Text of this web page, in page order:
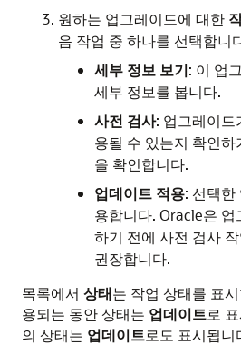
원하는 업그레이드에 대한
음 작업 중 하나를 선택합니
세부 정보 보기: 이 업
세부 정보를 봅니다.
사전 검사: 업그레이드
용될 수 있는지 확인하
을 확인합니다.
업데이트 적용: 선택한
용합니다. Oracle은 업
하기 전에 사전 검사
권장합니다.
목록에서 상태는 작업 상태를 표
용되는 동안 상태는 업데이트로
의 상태는 업데이트로도 표시됩